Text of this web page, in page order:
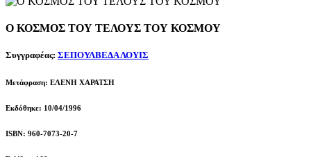
Ο ΚΟΣΜΟΣ ΤΟΥ ΤΕΛΟΥΣ ΤΟΥ ΚΟΣΜΟΥ
Συγγραφέας: ΣΕΠΟΥΛΒΕΔΑ ΛΟΥΙΣ
Μετάφραση: ΕΛΕΝΗ ΧΑΡΑΤΣΗ
Εκδόθηκε: 10/04/1996
ISBN: 960-7073-20-7